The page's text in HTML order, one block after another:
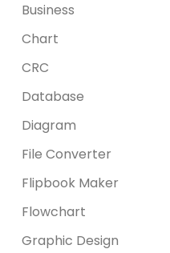
Business
Chart
CRC
Database
Diagram
File Converter
Flipbook Maker
Flowchart
Graphic Design